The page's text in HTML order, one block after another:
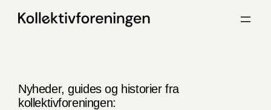
Nyheder, guides og historier fra
kollektivforeningen: